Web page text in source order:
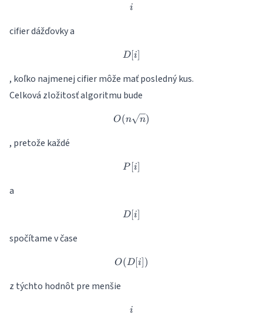
i
i
cifier dážďovky a
D[i]
D [i]
, koľko najmenej cifier môže mať posledný kus.
Celková zložitosť algoritmu bude
O(n\sqrt{n})
O(n n)
, pretože každé
P[i]
P [i]
a
D[i]
D [i]
spočítame v čase
O(D[i])
O(D[i])
z týchto hodnôt pre menšie
i
i